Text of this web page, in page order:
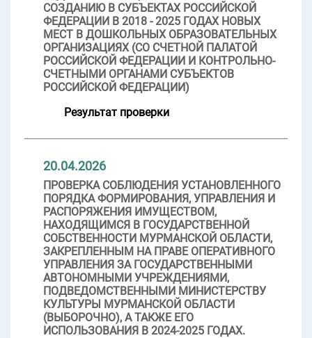
СОЗДАНИЮ В СУБЪЕКТАХ РОССИЙСКОЙ
ФЕДЕРАЦИИ В 2018 - 2025 ГОДАХ НОВЫХ
МЕСТ В ДОШКОЛЬНЫХ ОБРАЗОВАТЕЛЬНЫХ
ОРГАНИЗАЦИЯХ (СО СЧЕТНОЙ ПАЛАТОЙ
РОССИЙСКОЙ ФЕДЕРАЦИИ И КОНТРОЛЬНО-
СЧЕТНЫМИ ОРГАНАМИ СУБЪЕКТОВ
РОССИЙСКОЙ ФЕДЕРАЦИИ)
Результат проверки
20.04.2026
ПРОВЕРКА СОБЛЮДЕНИЯ УСТАНОВЛЕННОГО
ПОРЯДКА ФОРМИРОВАНИЯ, УПРАВЛЕНИЯ И
РАСПОРЯЖЕНИЯ ИМУЩЕСТВОМ,
НАХОДЯЩИМСЯ В ГОСУДАРСТВЕННОЙ
СОБСТВЕННОСТИ МУРМАНСКОЙ ОБЛАСТИ,
ЗАКРЕПЛЕННЫМ НА ПРАВЕ ОПЕРАТИВНОГО
УПРАВЛЕНИЯ ЗА ГОСУДАРСТВЕННЫМИ
АВТОНОМНЫМИ УЧРЕЖДЕНИЯМИ,
ПОДВЕДОМСТВЕННЫМИ МИНИСТЕРСТВУ
КУЛЬТУРЫ МУРМАНСКОЙ ОБЛАСТИ
(ВЫБОРОЧНО), А ТАКЖЕ ЕГО
ИСПОЛЬЗОВАНИЯ В 2024-2025 ГОДАХ.